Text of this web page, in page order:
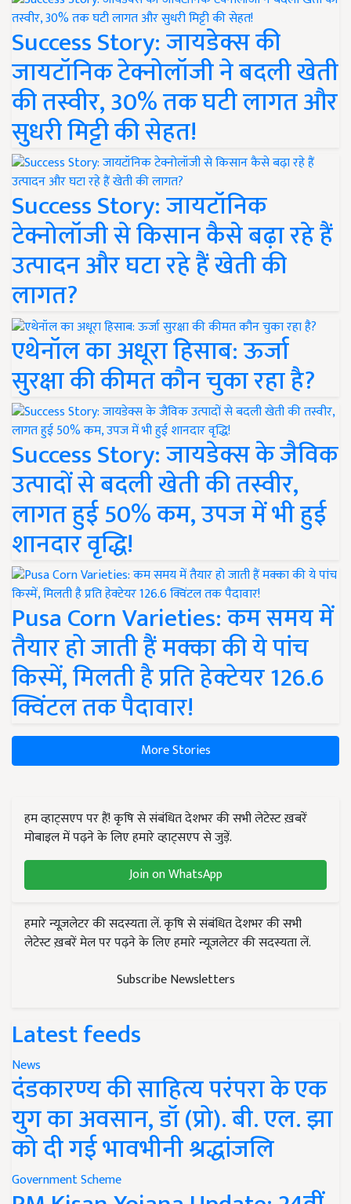
Success Story: जायडेक्स की
जायटॉनिक टेक्नोलॉजी ने बदली खेती
की तस्वीर, 30% तक घटी लागत और
सुधरी मिट्टी की सेहत!
Success Story: जायटॉनिक
टेक्नोलॉजी से किसान कैसे बढ़ा रहे हैं
उत्पादन और घटा रहे हैं खेती की
लागत?
एथेनॉल का अधूरा हिसाब: ऊर्जा
सुरक्षा की कीमत कौन चुका रहा है?
Success Story: जायडेक्स के जैविक
उत्पादों से बदली खेती की तस्वीर,
लागत हुई 50% कम, उपज में भी हुई
शानदार वृद्धि!
Pusa Corn Varieties: कम समय में
तैयार हो जाती हैं मक्का की ये पांच
किस्में, मिलती है प्रति हेक्टेयर 126.6
क्विंटल तक पैदावार!
More Stories
हम व्हाट्सएप पर हैं! कृषि से संबंधित देशभर की सभी लेटेस्ट ख़बरें
मोबाइल में पढ़ने के लिए हमारे व्हाट्सएप से जुड़ें.
Join on WhatsApp
हमारे न्यूज़लेटर की सदस्यता लें. कृषि से संबंधित देशभर की सभी
लेटेस्ट ख़बरें मेल पर पढ़ने के लिए हमारे न्यूज़लेटर की सदस्यता लें.
Subscribe Newsletters
Latest feeds
News
दंडकारण्य की साहित्य परंपरा के एक
युग का अवसान, डॉ (प्रो). बी. एल. झा
को दी गई भावभीनी श्रद्धांजलि
Government Scheme